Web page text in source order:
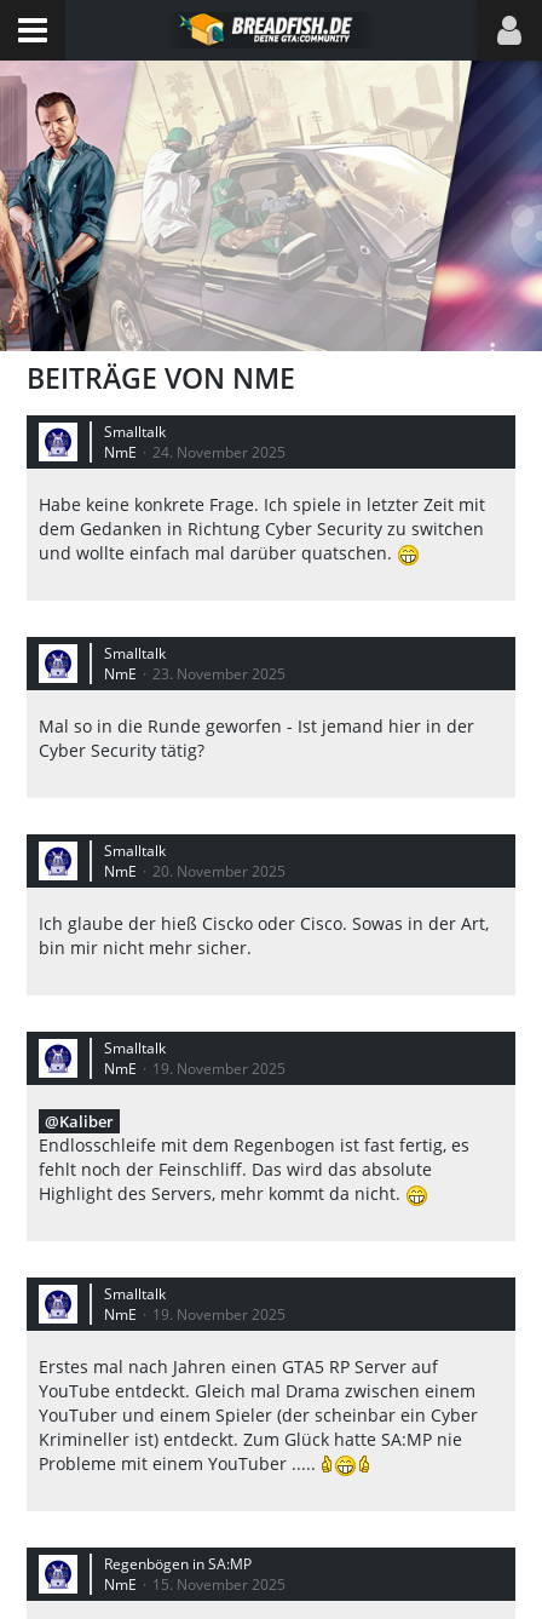
BEITRÄGE VON NME
Smalltalk
NmE
24. November 2025
Habe keine konkrete Frage. Ich spiele in letzter Zeit mit
dem Gedanken in Richtung Cyber Security zu switchen
und wollte einfach mal darüber quatschen.
Smalltalk
NmE
23. November 2025
Mal so in die Runde geworfen - Ist jemand hier in der
Cyber Security tätig?
Smalltalk
NmE
20. November 2025
Ich glaube der hieß Ciscko oder Cisco. Sowas in der Art,
bin mir nicht mehr sicher.
Smalltalk
NmE
19. November 2025
Kaliber
Endlosschleife mit dem Regenbogen ist fast fertig, es
fehlt noch der Feinschliff. Das wird das absolute
Highlight des Servers, mehr kommt da nicht.
Smalltalk
NmE
19. November 2025
Erstes mal nach Jahren einen GTA5 RP Server auf
YouTube entdeckt. Gleich mal Drama zwischen einem
YouTuber und einem Spieler (der scheinbar ein Cyber
Krimineller ist) entdeckt. Zum Glück hatte SA:MP nie
Probleme mit einem YouTuber .....
Regenbögen in SA:MP
NmE
15. November 2025